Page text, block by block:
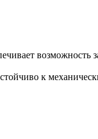
возможность
к